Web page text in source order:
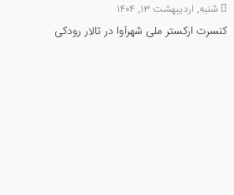
شنبه, اردیبهشت ۱۳, ۱۴۰۴
کنسرت ارکستر ملی شهرآوا در تالار رودکی